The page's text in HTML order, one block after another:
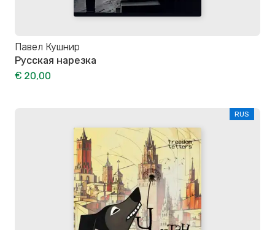
Павел Кушнир
Русская нарезка
€ 20,00
RUS